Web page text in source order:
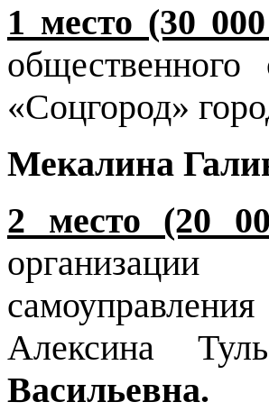
1 место (30
«Соцгород»
Мекалина
2 место (20
организации
Алексина
Васильевна.